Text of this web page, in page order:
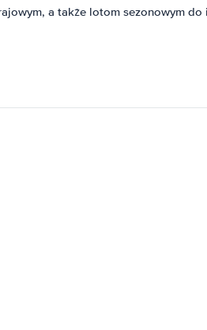
a także lotom sezonowym